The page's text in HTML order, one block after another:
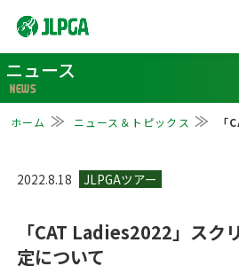
ニュース
NEWS
ホーム ニュース＆トピックス 「
2022.8.18
「CAT Ladies2022」スク
定について